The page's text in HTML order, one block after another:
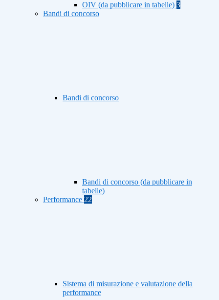
OIV (da pubblicare in tabelle) 3
Bandi di concorso
Bandi di concorso
Bandi di concorso (da pubblicare in
tabelle)
Performance 22
Sistema di misurazione e valutazione della
performance